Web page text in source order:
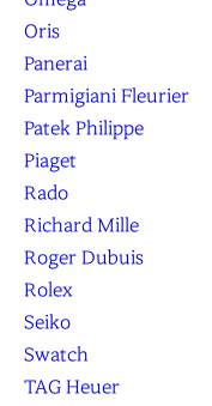
Oris
Panerai
Parmigiani Fleurier
Patek Philippe
Piaget
Rado
Richard Mille
Roger Dubuis
Rolex
Seiko
Swatch
TAG Heuer